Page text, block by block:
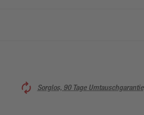
Sorglos, 90 Tage Umtauschgarantie